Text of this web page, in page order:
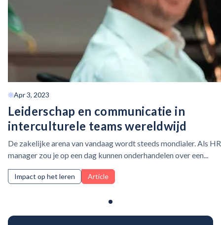
Apr 3, 2023
Leiderschap en communicatie in
interculturele teams wereldwijd
De zakelijke arena van vandaag wordt steeds mondialer. Als
manager zou je op een dag kunnen onderhandelen over een...
Impact op het leren Article